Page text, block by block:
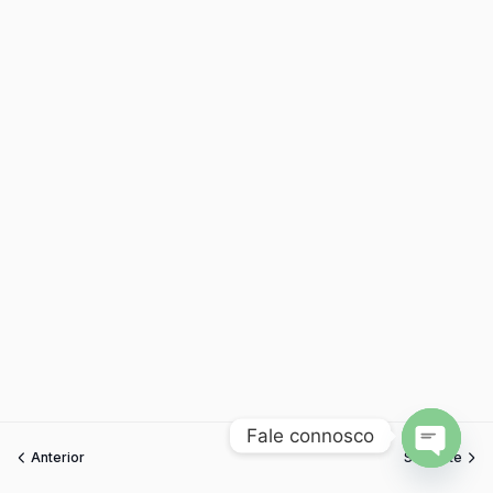
Anterior Seguinte
Fale connosco
Open